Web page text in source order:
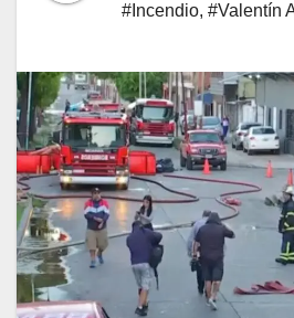
#Incendio, #Valentín